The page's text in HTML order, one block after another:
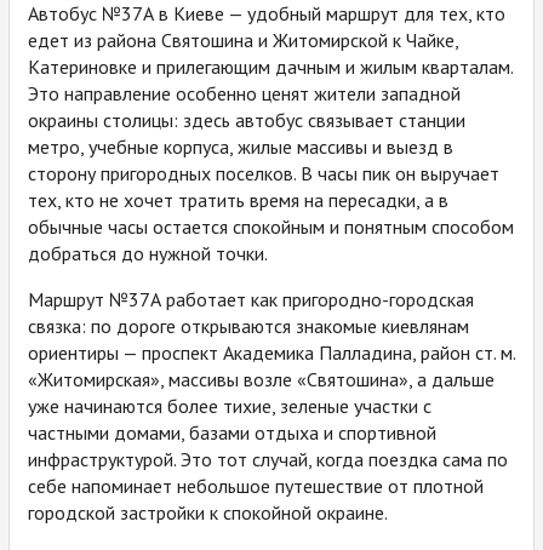
Автобус №37А в Киеве — удобный маршрут для тех, кто
едет из района Святошина и Житомирской к Чайке,
Катериновке и прилегающим дачным и жилым кварталам.
Это направление особенно ценят жители западной
окраины столицы: здесь автобус связывает станции
метро, учебные корпуса, жилые массивы и выезд в
сторону пригородных поселков. В часы пик он выручает
тех, кто не хочет тратить время на пересадки, а в
обычные часы остается спокойным и понятным способом
добраться до нужной точки.
Маршрут №37А работает как пригородно-городская
связка: по дороге открываются знакомые киевлянам
ориентиры — проспект Академика Палладина, район ст. м.
«Житомирская», массивы возле «Святошина», а дальше
уже начинаются более тихие, зеленые участки с
частными домами, базами отдыха и спортивной
инфраструктурой. Это тот случай, когда поездка сама по
себе напоминает небольшое путешествие от плотной
городской застройки к спокойной окраине.